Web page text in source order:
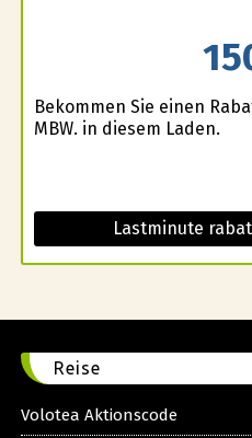
Bekommen Sie einen
MBW. in diesem Laden.
Lastminute
Reise
Volotea Aktionscode